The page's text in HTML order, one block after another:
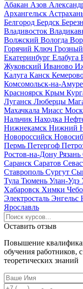
Абакан Азов
Архангельск
Белгород Бердск
Владивосток
Волжский Вологда
Горячий Ключ Грозный
Екатеринбург Елабуга
Жуковский Иваново
Калуга Канск
Комсомольск-на-Амуре
Красноярск Крым
Луганск Люберцы
Махачкала Миасс
Нальчик Находка
Нижнекамск Нижний
Новороссийск
Пермь Петергоф
Ростов-на-Дону Рязань
Саранск Саратов
Ставрополь Сургут
Тула Тюмень Улан-Удэ
Хабаровск Химки
Электросталь Энгельс
Ярославль
Оставить отзыв
Повышение
обучения работников,
теоретических знаний